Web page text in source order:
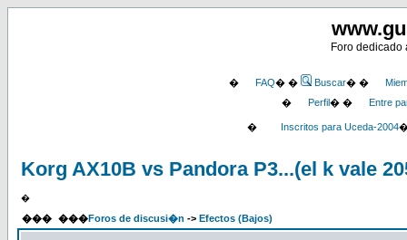
Foro dedicado
� FAQ� � Buscar� �
�
Perfil� � Entre
� Inscritos para Uceda-2004
Korg AX10B vs Pandora P3...(el k vale
�
��� ���Foros de discusi�n -> Efectos (Bajos)